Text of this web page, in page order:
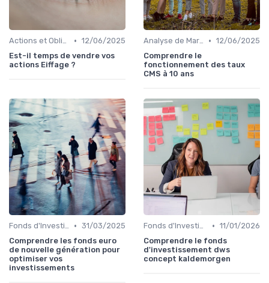
Actions et Obligations • 12/06/2025
Est-il temps de vendre vos
actions Eiffage ?
Analyse de Marché • 12/06/2025
Comprendre le
fonctionnement des taux
CMS à 10 ans
Fonds d'Investissement et ETF • 31/03/2025
Comprendre les fonds euro
de nouvelle génération pour
optimiser vos
investissements
Fonds d'Investissement et ETF • 11/01/2026
Comprendre le fonds
d'investissement dws
concept kaldemorgen